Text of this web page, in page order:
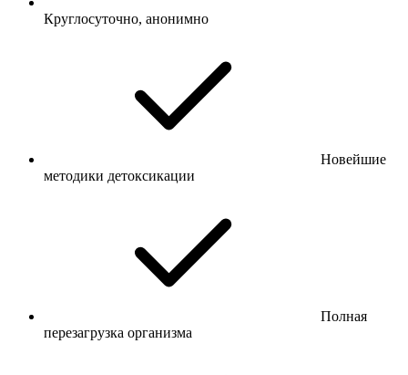
Круглосуточно, анонимно
Новейшие
методики детоксикации
Полная
перезагрузка организма